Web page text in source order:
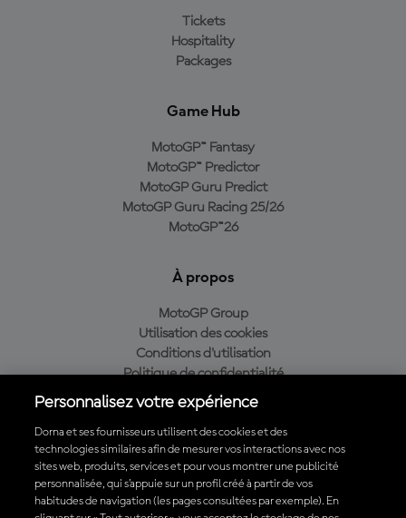
Tickets
Hospitality
Packages
Game Hub
MotoGP™ Fantasy
MotoGP™ Predictor
MotoGP Guru Predict
MotoGP Guru Racing 25/26
MotoGP™26
À propos
MotoGP Group
Utilisation des cookies
Conditions d'utilisation
Politique de confidentialité
Politique d’achat
Télécharger l'appli officielle du MotoGP™
Personnalisez votre expérience
Dorna et ses fournisseurs utilisent des cookies et des
technologies similaires afin de mesurer vos interactions avec nos
sites web, produits, services et pour vous montrer une publicité
personnalisée, qui s’appuie sur un profil créé à partir de vos
habitudes de navigation (les pages consultées par exemple). En